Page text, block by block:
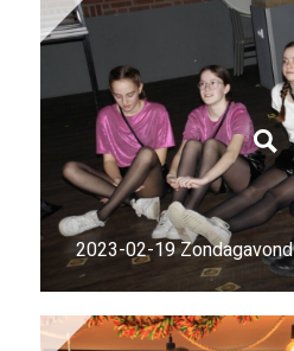
2023-02-19 Zondagavond